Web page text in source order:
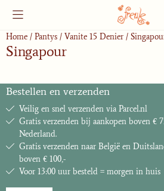
Cookievoorkeuren zijn momenteel
Home / Pantys / Vanite 15 Denier /
Singapour
Bestellen en verzenden
Veilig en snel verzenden via Parcel.nl
Gratis verzenden bij aankopen boven €
Nederland.
Gratis verzenden naar België en
boven € 100,-
Voor 13:00 uur besteld = morgen in huis